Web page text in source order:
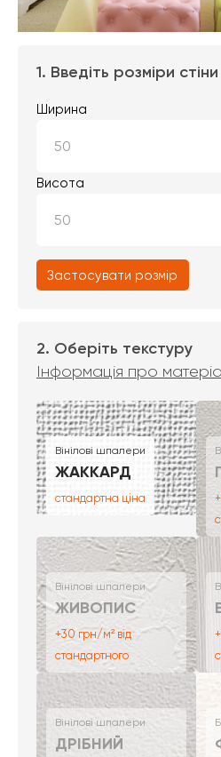
1. Введіть розміри стіни
Ширина
Висота
Застосувати розмір
2. Оберіть текстуру
Інформація про
Вінілові шпалери
ЖАККАРД
стандартна ціна
Вінілові шпалери
ЖИВОПИС
+30 грн/м² від
стандартного
Вінілові шпалери
ДРІБНИЙ